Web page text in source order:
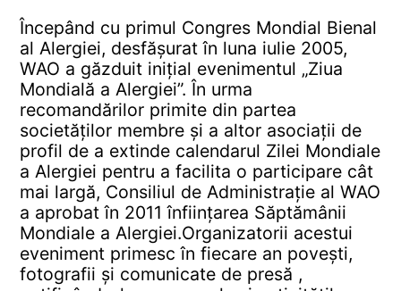
Începând cu primul Congres Mondial Bienal
al Alergiei, desfășurat în luna iulie 2005,
WAO a găzduit inițial evenimentul „Ziua
Mondială a Alergiei”. În urma
recomandărilor primite din partea
societăților membre și a altor asociații de
profil de a extinde calendarul Zilei Mondiale
a Alergiei pentru a facilita o participare cât
mai largă, Consiliul de Administrație al WAO
a aprobat în 2011 înființarea Săptămânii
Mondiale a Alergiei.Organizatorii acestui
eveniment primesc în fiecare an povești,
fotografii și comunicate de presă ,